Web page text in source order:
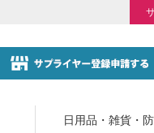
日用品・雑貨・